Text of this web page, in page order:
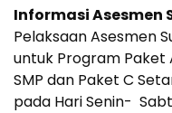
Informasi Asesmen
Pelaksaan Asesmen
untuk Program Paket
SMP dan Paket C
pada Hari Senin-